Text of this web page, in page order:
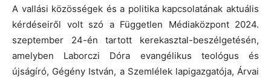
A vallási közösségek és a politika kapcsolatának aktuális
kérdéseiről volt szó a Független Médiaközpont 2024.
szeptember 24-én tartott kerekasztal-beszélgetésén,
amelyben Laborczi Dóra evangélikus teológus és
újságíró, Gégény István, a Szemlélek lapigazgatója, Árvai